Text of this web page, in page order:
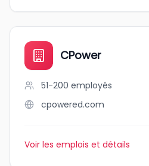
CPower
51-200 employés
cpowered.com
Voir les emplois et détails